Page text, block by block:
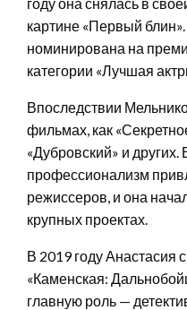
картине «Первый
номинирована на
категории «Лучшая
Впоследствии
фильмах, как
«Дубровский» и других.
профессионализм
режиссеров, и она
крупных проектах.
В 2019 году Анастасия
«Каменская:
главную роль —